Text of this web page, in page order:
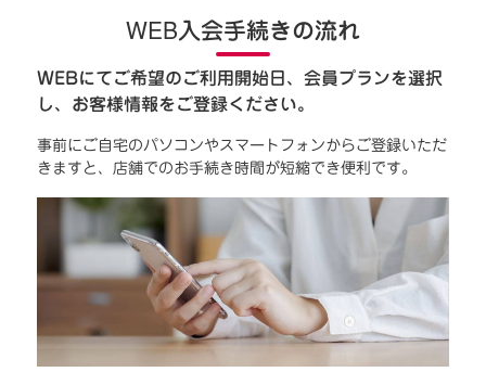
WEB入会手続きの流れ
WEBにてご希望のご利用開始日、会員プランを選択
し、お客様情報をご登録ください。
事前にご自宅のパソコンやスマートフォンからご登録いただ
きますと、店舗でのお手続き時間が短縮でき便利です。